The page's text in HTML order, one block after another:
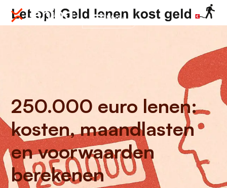
Menu
250.000 euro lenen:
kosten, maandlasten
en voorwaarden
berekenen